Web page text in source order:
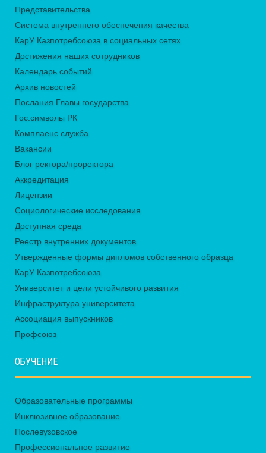
Представительства
Система внутреннего обеспечения качества
КарУ Казпотребсоюза в социальных сетях
Достижения наших сотрудников
Календарь событий
Архив новостей
Послания Главы государства
Гос.символы РК
Комплаенс служба
Вакансии
Блог ректора/проректора
Аккредитация
Лицензии
Социологические исследования
Доступная среда
Реестр внутренних документов
Утвержденные формы дипломов собственного образца
КарУ Казпотребсоюза
Университет и цели устойчивого развития
Инфраструктура университета
Ассоциация выпускников
Профсоюз
ОБУЧЕНИЕ
Образовательные программы
Инклюзивное образование
Послевузовское
Профессиональное развитие